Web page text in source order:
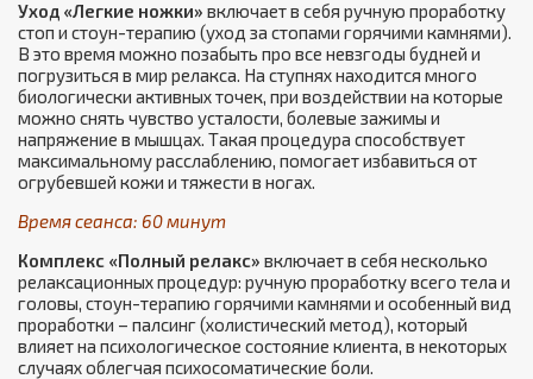
Уход «Легкие ножки» включает в себя ручную проработку
стоп и стоун-терапию (уход за стопами горячими камнями).
В это время можно позабыть про все невзгоды будней и
погрузиться в мир релакса. На ступнях находится много
биологически активных точек, при воздействии на которые
можно снять чувство усталости, болевые зажимы и
напряжение в мышцах. Такая процедура способствует
максимальному расслаблению, помогает избавиться от
огрубевшей кожи и тяжести в ногах.
Время сеанса: 60 минут
Комплекс «Полный релакс» включает в себя несколько
релаксационных процедур: ручную проработку всего тела и
головы, стоун-терапию горячими камнями и особенный вид
проработки – палсинг (холистический метод), который
влияет на психологическое состояние клиента, в некоторых
случаях облегчая психосоматические боли.